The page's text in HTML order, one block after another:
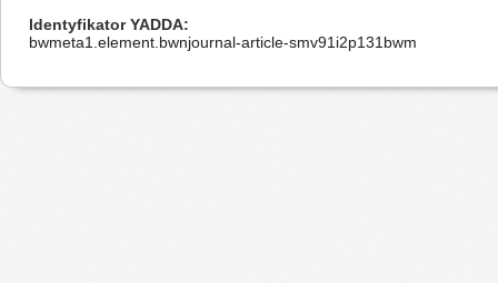
Identyfikator YADDA
bwmeta1.element.bwnjournal-article-smv91i2p131bwm